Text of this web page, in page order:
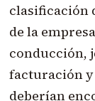
clasificación
de la
conducción,
facturación
deberían